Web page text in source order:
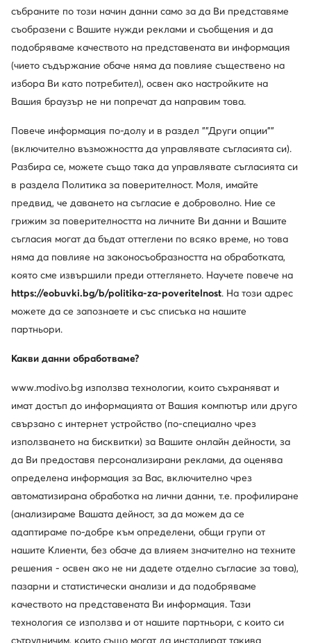
Най-ниска цена 45,99 €-8%
още 15% Код: SUMMER
Сникърси · NB 740 · Сив
97,99€
още 10% Код: SUMMER
-15%
Актуална цена
70,99€
Редовна цена99,99 €-29%
Най-ниска цена83,99 €
още 15% Код: SUMMER
New Balance
Сникърси · NB 740 · Сив
75,67€
още 10% Код: SUMMER
Промоция
New Balance
Сникърси · Син
Актуална цена
75,99€
Редовна цена98,99 €-23%
Най-ниска цена84,99 €
събраните по този начин данни само за да Ви представяме
съобразени с Вашите нужди реклами и съобщения и да
подобряваме качеството на представената ви информация
(чието съдържание обаче няма да повлияе съществено на
избора Ви като потребител), освен ако настройките на
Вашия браузър не ни попречат да направим това.
Повече информация по-долу и в раздел ""Други опции""
(включително възможността да управлявате съгласията си).
Разбира се, можете също така да управлявате съгласията си
в раздела Политика за поверителност. Моля, имайте
предвид, че даването на съгласие е доброволно. Ние се
грижим за поверителността на личните Ви данни и Вашите
съгласия могат да бъдат оттеглени по всяко време, но това
няма да повлияе на законосъобразността на обработката,
която сме извършили преди оттеглянето. Научете повече на
https://eobuvki.bg/b/politika-za-poveritelnost. На този адрес
можете да се запознаете и със списъка на нашите
партньори.
Какви данни обработваме?
www.modivo.bg използва технологии, които съхраняват и
имат достъп до информацията от Вашия компютър или друго
свързано с интернет устройство (по-специално чрез
използването на бисквитки) за Вашите онлайн дейности, за
да Ви предоставя персонализирани реклами, да оценява
определена информация за Вас, включително чрез
автоматизирана обработка на лични данни, т.е. профилиране
(анализираме Вашата дейност, за да можем да се
адаптираме по-добре към определени, общи групи от
нашите Клиенти, без обаче да влияем значително на техните
решения - освен ако не ни дадете отделно съгласие за това),
пазарни и статистически анализи и да подобряваме
качеството на представената Ви информация. Тази
технология се използва и от нашите партньори, с които си
сътрудничим, които също могат да инсталират такива